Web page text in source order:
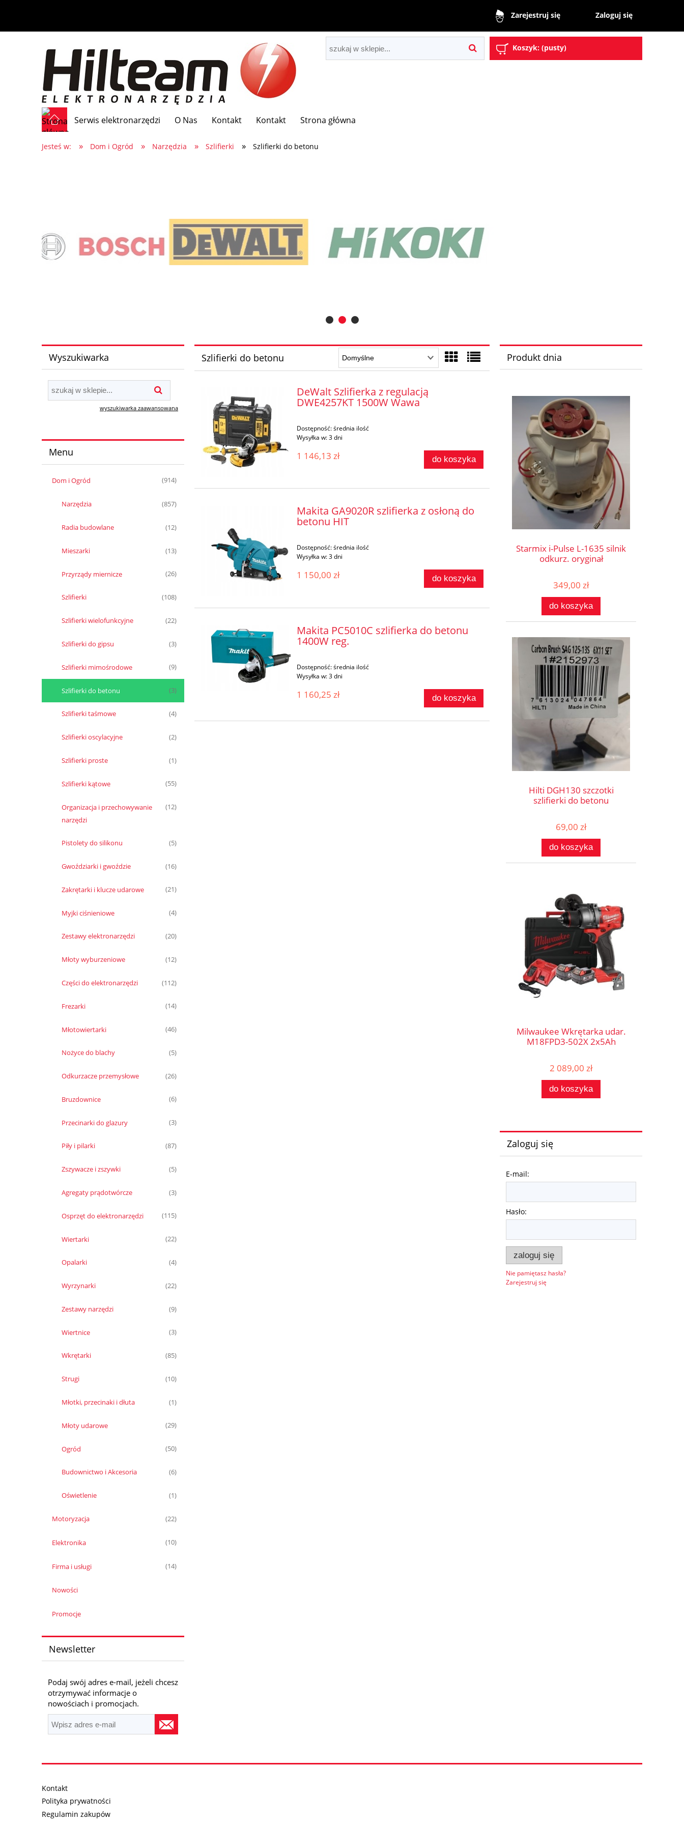
Zarejestruj się Zaloguj się
Koszyk: (pusty)
Serwis elektronarzędzi O Nas Kontakt Kontakt Strona główna
Jesteś w: » Dom i Ogród » Narzędzia » Szlifierki » Szlifierki do betonu
Wyszukiwarka
wyszukiwarka zaawansowana
Menu
Dom i Ogród (914)
Narzędzia (857)
Radia budowlane (12)
Mieszarki (13)
Przyrządy miernicze (26)
Szlifierki (108)
Szlifierki wielofunkcyjne (22)
Szlifierki do gipsu (3)
Szlifierki mimośrodowe (9)
Szlifierki do betonu (3)
Szlifierki taśmowe (4)
Szlifierki oscylacyjne (2)
Szlifierki proste (1)
Szlifierki kątowe (55)
Organizacja i przechowywanie
narzędzi
(12)
Pistolety do silikonu (5)
Gwoździarki i gwoździe (16)
Zakrętarki i klucze udarowe (21)
Myjki ciśnieniowe (4)
Zestawy elektronarzędzi (20)
Młoty wyburzeniowe (12)
Części do elektronarzędzi (112)
Frezarki (14)
Młotowiertarki (46)
Nożyce do blachy (5)
Odkurzacze przemysłowe (26)
Bruzdownice (6)
Przecinarki do glazury (3)
Piły i pilarki (87)
Zszywacze i zszywki (5)
Agregaty prądotwórcze (3)
Osprzęt do elektronarzędzi (115)
Wiertarki (22)
Opalarki (4)
Wyrzynarki (22)
Zestawy narzędzi (9)
Wiertnice (3)
Wkrętarki (85)
Strugi (10)
Młotki, przecinaki i dłuta (1)
Młoty udarowe (29)
Ogród (50)
Budownictwo i Akcesoria (6)
Oświetlenie (1)
Motoryzacja (22)
Elektronika (10)
Firma i usługi (14)
Nowości
Promocje
Newsletter
Podaj swój adres e-mail, jeżeli chcesz
otrzymywać informacje o
nowościach i promocjach.
Szlifierki do betonu
DeWalt Szlifierka z regulacją
DWE4257KT 1500W Wawa
Dostępność:średnia ilość
Wysyłka w:3 dni
1 146,13 zł do koszyka
Makita GA9020R szlifierka z osłoną do
betonu HIT
Dostępność:średnia ilość
Wysyłka w:3 dni
1 150,00 zł do koszyka
Makita PC5010C szlifierka do betonu
1400W reg.
Dostępność:średnia ilość
Wysyłka w:3 dni
1 160,25 zł do koszyka
Produkt dnia
Starmix i-Pulse L-1635 silnik
odkurz. oryginał
349,00 zł
do koszyka
Hilti DGH130 szczotki
szlifierki do betonu
69,00 zł
do koszyka
Milwaukee Wkrętarka udar.
M18FPD3-502X 2x5Ah
2 089,00 zł
do koszyka
Zaloguj się
E-mail:
Hasło:
zaloguj się
Nie pamiętasz hasła?
Zarejestruj się
Kontakt
Polityka prywatności
Regulamin zakupów